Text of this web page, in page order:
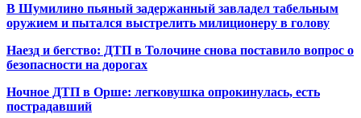
В Шумилино пьяный задержанный завладел табельным
оружием и пытался выстрелить милиционеру в голову
Наезд и бегство: ДТП в Толочине снова поставило вопрос о
безопасности на дорогах
Ночное ДТП в Орше: легковушка опрокинулась, есть
пострадавший